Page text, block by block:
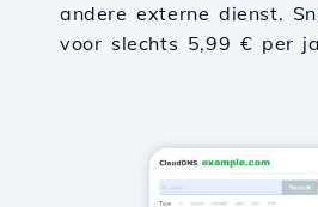
andere externe dienst.
voor slechts 5,99 € per